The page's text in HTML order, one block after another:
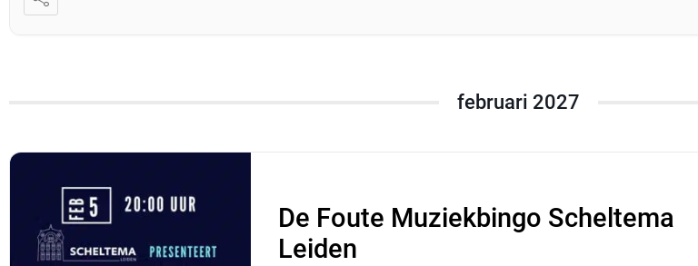
februari 2027
De Foute Muziekbingo Scheltema
Leiden